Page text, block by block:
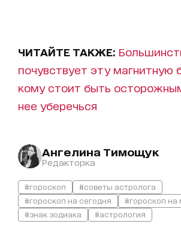
ЧИТАЙТЕ ТАКЖЕ:
почувствует эту магнитную
кому стоит быть
нее уберечься
Ангелина Тимощук
Редакторка
#гороскоп
#советы астролога
#гороскоп на сегодня
#гороскоп на
#знак зодиака
#астрология